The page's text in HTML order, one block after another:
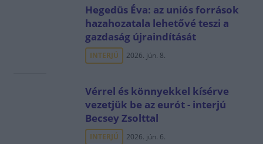
Hegedüs Éva: az uniós források
hazahozatala lehetővé teszi a
gazdaság újraindítását
INTERJÚ 2026. jún. 8.
Vérrel és könnyekkel kísérve
vezetjük be az eurót - interjú
Becsey Zsolttal
INTERJÚ 2026. jún. 6.